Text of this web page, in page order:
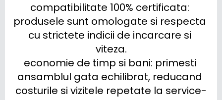
compatibilitate 100% certificata:
produsele sunt omologate si respecta
cu strictete indicii de incarcare si
viteza.
economie de timp si bani: primesti
ansamblul gata echilibrat, reducand
costurile si vizitele repetate la service-